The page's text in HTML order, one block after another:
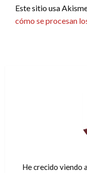
Este sitio usa
cómo se procesan
He crecido viendo